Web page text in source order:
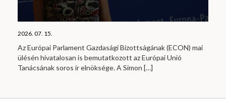
2026. 07. 15.
Az Európai Parlament Gazdasági Bizottságának (ECON) mai
ülésén hivatalosan is bemutatkozott az Európai Unió
Tanácsának soros ír elnöksége. A Simon […]